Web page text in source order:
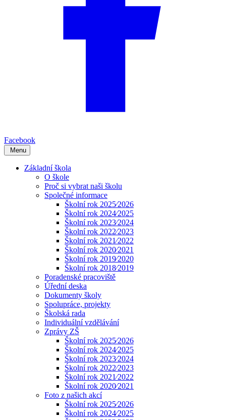
Facebook
Menu
Základní škola
O škole
Proč si vybrat naši školu
Společné informace
Školní rok 2025⁄2026
Školní rok 2024⁄2025
Školní rok 2023⁄2024
Školní rok 2022⁄2023
Školní rok 2021⁄2022
Školní rok 2020⁄2021
Školní rok 2019⁄2020
Školní rok 2018⁄2019
Poradenské pracoviště
Úřední deska
Dokumenty školy
Spolupráce, projekty
Školská rada
Individuální vzdělávání
Zprávy ZŠ
Školní rok 2025⁄2026
Školní rok 2024⁄2025
Školní rok 2023⁄2024
Śkolní rok 2022⁄2023
Školní rok 2021⁄2022
Školní rok 2020⁄2021
Foto z našich akcí
Školní rok 2025⁄2026
Školní rok 2024⁄2025